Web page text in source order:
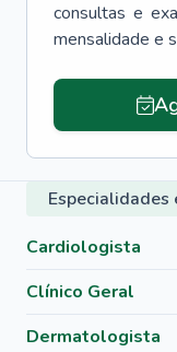
consultas e
mensalidade e
Especialidades
Cardiologista
Clínico Geral
Dermatologista